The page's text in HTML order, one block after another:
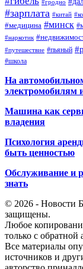
#гродно
#зарплата #китай
#медицина #минск
#наркотик
#путешествие #пьяный
#школа
На
электромобилям
Машина как
владения
Психология
быть ценностью
Обслуживание и
знать
© 2026 - Новости
защищены.
Любое
только с обратной
Все материалы
источников и